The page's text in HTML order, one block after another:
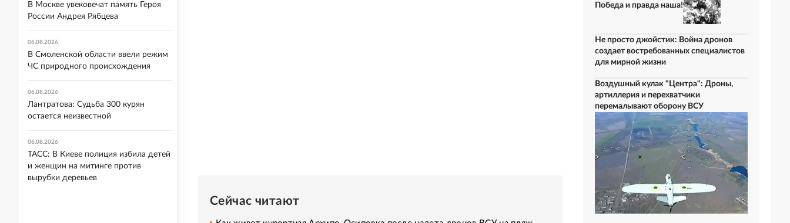
Сейчас читают
Победа и правда наша!
Не просто джойстик: Война дронов
создает востребованных специалистов
для мирной жизни
Воздушный кулак "Центра": Дроны,
артиллерия и перехватчики
перемалывают оборону ВСУ
В Москве увековечат память Героя
России Андрея Рябцева
06.08.2026
В Смоленской области ввели режим
ЧС природного происхождения
06.08.2026
Лантратова: Судьба 300 курян
остается неизвестной
06.08.2026
ТАСС: В Киеве полиция избила детей
и женщин на митинге против
вырубки деревьев